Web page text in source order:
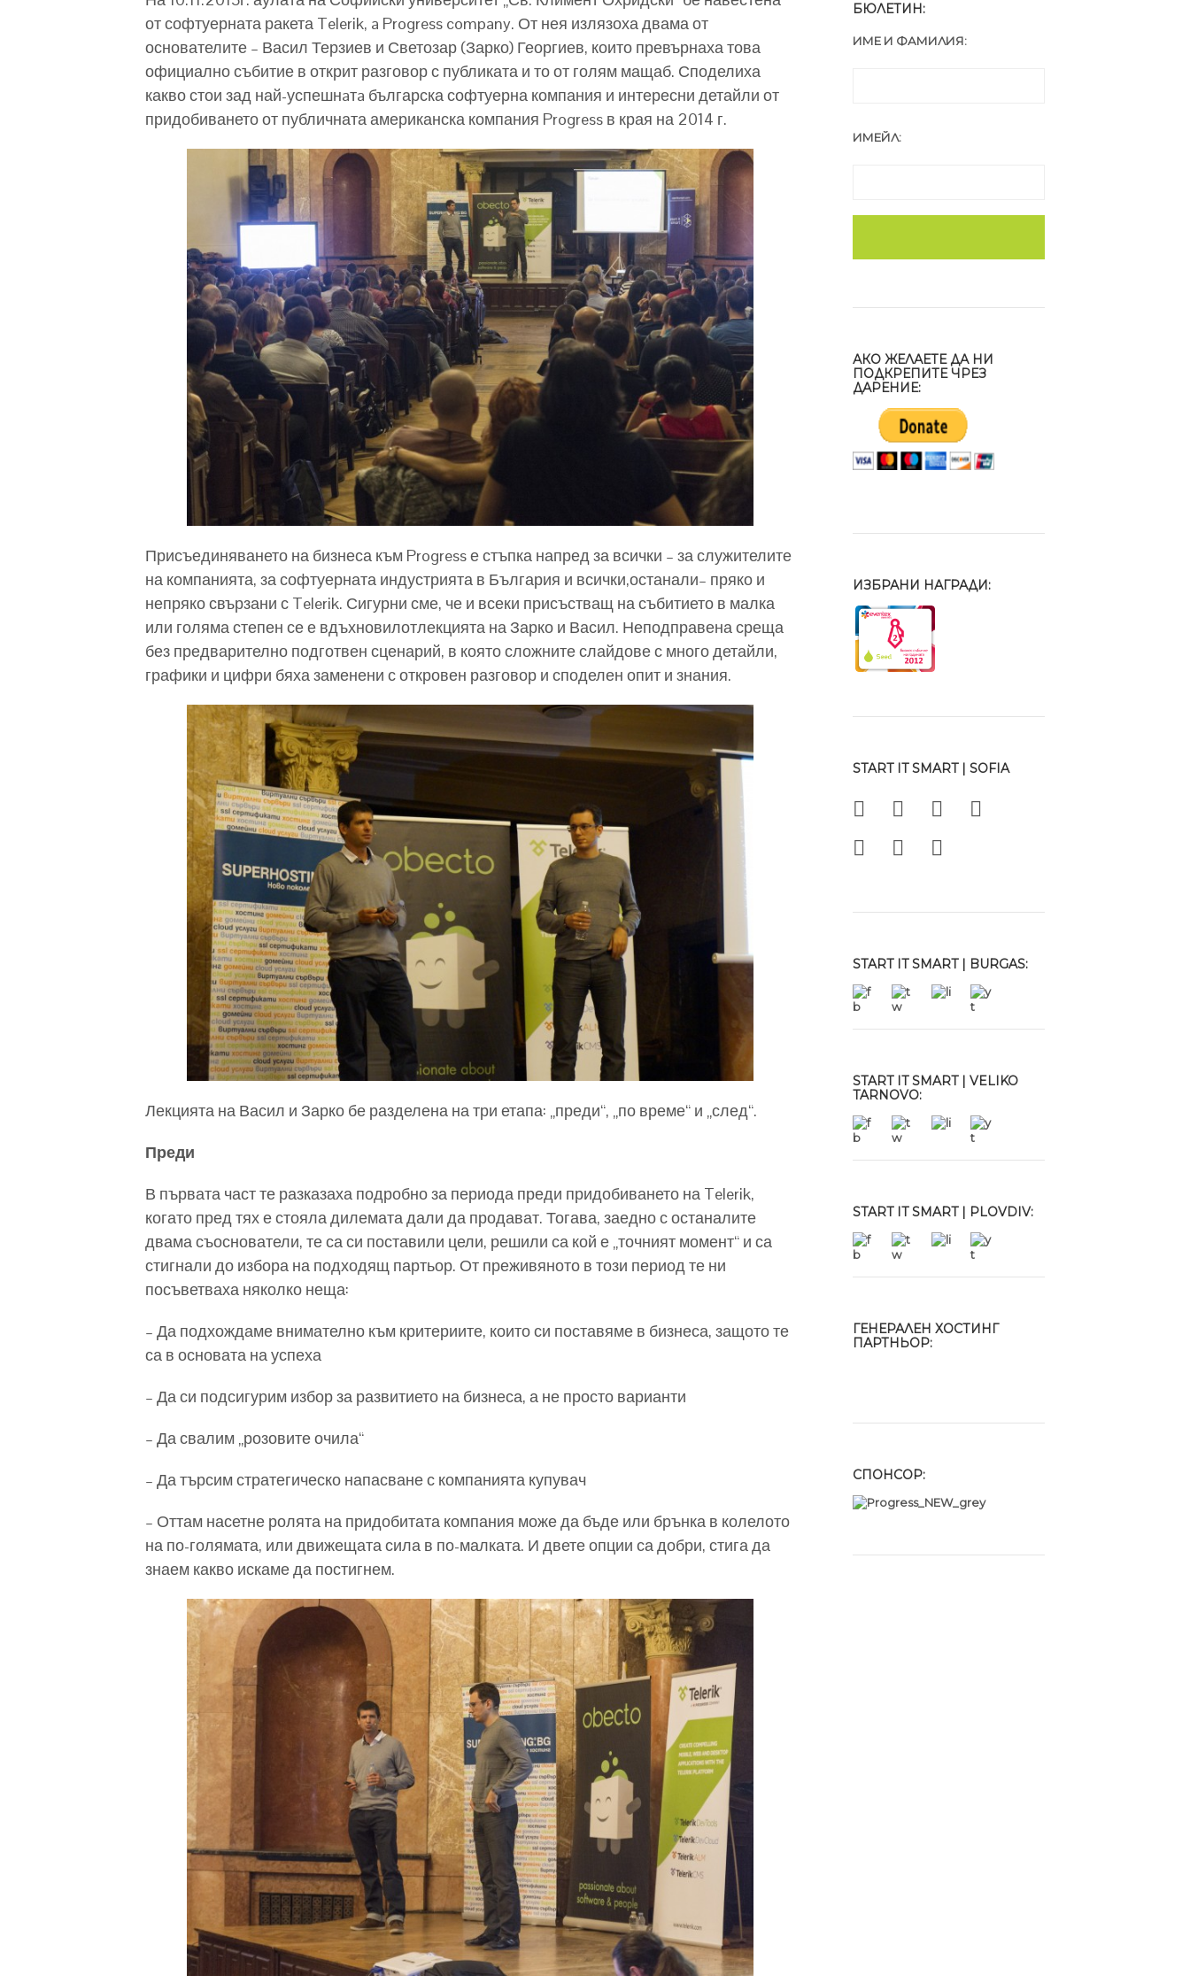
от софтуерната ракета Telerik, a Progress company. От нея излязоха двама от
основателите – Васил Терзиев и Светозар (Зарко) Георгиев, които превърнаха това
официално събитие в открит разговор с публиката и то от голям мащаб. Споделиха
какво стои зад най-успешнaтa българска софтуерна компания и интересни детайли от
придобиването от публичната американска компания Progress в края на 2014 г.
Присъединяването на бизнеса към Progress е стъпка напред за всички – за служителите
на компанията, за софтуерната индустрията в България и всички,останали– пряко и
непряко свързани с Telerik. Сигурни сме, че и всеки присъстващ на събитието в малка
или голяма степен се е вдъхновилотлекцията на Зарко и Васил. Неподправена среща
без предварително подготвен сценарий, в която сложните слайдове с много детайли,
графики и цифри бяха заменени с откровен разговор и споделен опит и знания.
Лекцията на Васил и Зарко бе разделена на три етапа: „преди“, „по време“ и „след“.
Преди
В първата част те разказаха подробно за периода преди придобиването на Telerik,
когато пред тях е стояла дилемата дали да продават. Тогава, заедно с останалите
двама съоснователи, те са си поставили цели, решили са кой е „точният момент“ и са
стигнали до избора на подходящ партьор. От преживяното в този период те ни
посъветваха няколко неща:
– Да подхождаме внимателно към критериите, които си поставяме в бизнеса, защото те
са в основата на успеха
– Да си подсигурим избор за развитието на бизнеса, а не просто варианти
– Да свалим „розовите очила“
– Да търсим стратегическо напасване с компанията купувач
– Оттам насетне ролята на придобитата компания може да бъде или брънка в колелото
на по-голямата, или движещата сила в по-малката. И двете опции са добри, стига да
знаем какво искаме да постигнем.
БЮЛЕТИН:
ИМЕ И ФАМИЛИЯ:
ИМЕЙЛ:
АКО ЖЕЛАЕТЕ ДА НИ
ПОДКРЕПИТЕ ЧРЕЗ
ДАРЕНИЕ:
ИЗБРАНИ НАГРАДИ:
START IT SMART | SOFIA
START IT SMART | BURGAS:
START IT SMART | VELIKO
TARNOVO:
START IT SMART | PLOVDIV:
ГЕНЕРАЛЕН ХОСТИНГ
ПАРТНЬОР:
СПОНСОР: